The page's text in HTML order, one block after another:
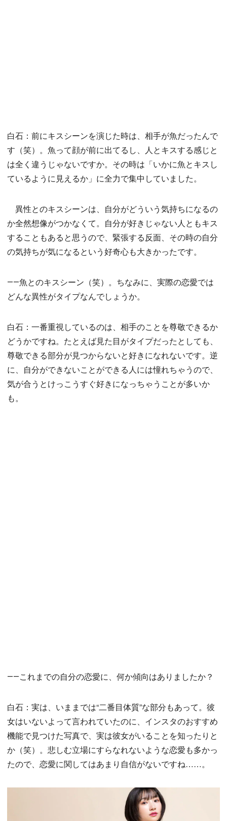
白石：前にキスシーンを演じた時は、相手が魚だったんで
す（笑）。魚って顔が前に出てるし、人とキスする感じと
は全く違うじゃないですか。その時は「いかに魚とキスし
ているように見えるか」に全力で集中していました。
異性とのキスシーンは、自分がどういう気持ちになるの
か全然想像がつかなくて。自分が好きじゃない人ともキス
することもあると思うので、緊張する反面、その時の自分
の気持ちが気になるという好奇心も大きかったです。
――魚とのキスシーン（笑）。ちなみに、実際の恋愛では
どんな異性がタイプなんでしょうか。
白石：一番重視しているのは、相手のことを尊敬できるか
どうかですね。たとえば見た目がタイプだったとしても、
尊敬できる部分が見つからないと好きになれないです。逆
に、自分ができないことができる人には憧れちゃうので、
気が合うとけっこうすぐ好きになっちゃうことが多いか
も。
――これまでの自分の恋愛に、何か傾向はありましたか？
白石：実は、いままでは“二番目体質”な部分もあって。彼
女はいないよって言われていたのに、インスタのおすすめ
機能で見つけた写真で、実は彼女がいることを知ったりと
か（笑）。悲しむ立場にすらなれないような恋愛も多かっ
たので、恋愛に関してはあまり自信がないですね……。